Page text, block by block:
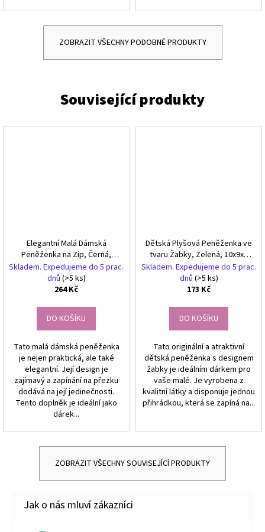
ZOBRAZIT VŠECHNY PODOBNÉ PRODUKTY
Elegantní Malá Dámská
Peněženka na Zip, Černá,
Ekologická Kůže, 11x8.5x3.5
cm
Skladem. Expedujeme do 5 prac.
dnů (>5 ks)
264 Kč
DO KOŠÍKU
Tato malá dámská peněženka
je nejen praktická, ale také
elegantní. Její design je
zajímavý a zapínání na přezku
dodává na její jedinečnosti.
Tento doplněk je ideální jako
dárek...
Dětská Plyšová Peněženka ve
tvaru Žabky, Zelená, 10x9x5
cm
Skladem. Expedujeme do 5 prac.
dnů (>5 ks)
173 Kč
DO KOŠÍKU
Tato originální a atraktivní
dětská peněženka s designem
žabky je ideálním dárkem pro
vaše malé. Je vyrobena z
kvalitní látky a disponuje jednou
přihrádkou, která se zapíná na...
ZOBRAZIT VŠECHNY SOUVISEJÍCÍ PRODUKTY